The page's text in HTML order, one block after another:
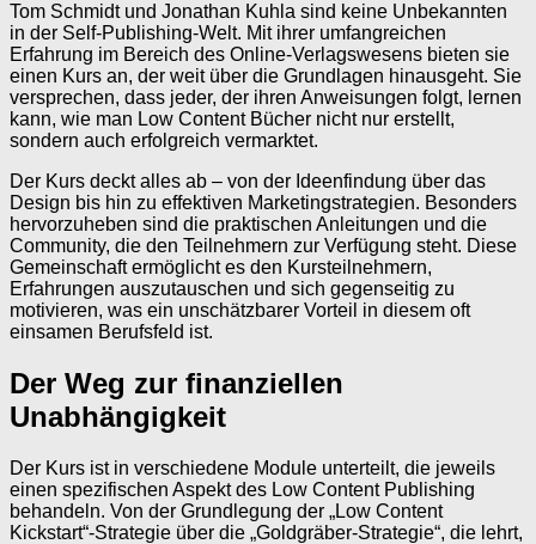
Tom Schmidt und Jonathan Kuhla sind keine Unbekannten
in der Self-Publishing-Welt. Mit ihrer umfangreichen
Erfahrung im Bereich des Online-Verlagswesens bieten sie
einen Kurs an, der weit über die Grundlagen hinausgeht. Sie
versprechen, dass jeder, der ihren Anweisungen folgt, lernen
kann, wie man Low Content Bücher nicht nur erstellt,
sondern auch erfolgreich vermarktet.
Der Kurs deckt alles ab – von der Ideenfindung über das
Design bis hin zu effektiven Marketingstrategien. Besonders
hervorzuheben sind die praktischen Anleitungen und die
Community, die den Teilnehmern zur Verfügung steht. Diese
Gemeinschaft ermöglicht es den Kursteilnehmern,
Erfahrungen auszutauschen und sich gegenseitig zu
motivieren, was ein unschätzbarer Vorteil in diesem oft
einsamen Berufsfeld ist.
Der Weg zur finanziellen
Unabhängigkeit
Der Kurs ist in verschiedene Module unterteilt, die jeweils
einen spezifischen Aspekt des Low Content Publishing
behandeln. Von der Grundlegung der „Low Content
Kickstart“-Strategie über die „Goldgräber-Strategie“, die lehrt,